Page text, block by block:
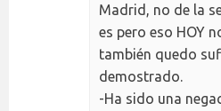
Madrid, no de la
es pero eso HOY
también quedo
demostrado.
-Ha sido una